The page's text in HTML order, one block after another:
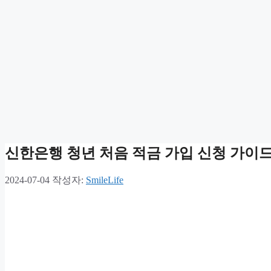
신한은행 청년 처음 적금 가입 신청 가이
2024-07-04 작성자: SmileLife